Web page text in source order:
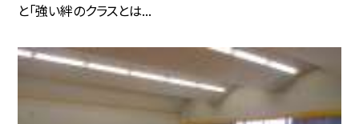
と「強い絆のクラスとは...